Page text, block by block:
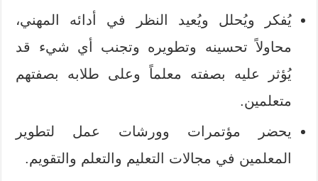
يُفكر ويُحلل ويُعيد النظر في أدائه المهني،
محاولاً تحسينه وتطويره وتجنب أي شيء قد
يُؤثر عليه بصفته معلماً وعلى طلابه بصفتهم
متعلمين.
يحضر مؤتمرات وورشات عمل لتطوير
المعلمين في مجالات التعليم والتعلم والتقويم.